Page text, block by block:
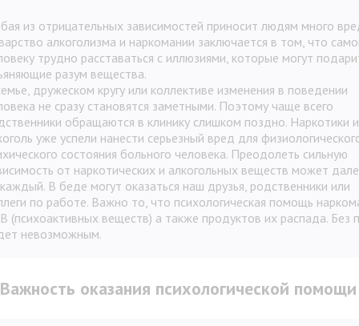
из отрицательных зависимостей приносит людям много
алкоголизма и наркомании заключается в том, что
трудно расставаться с иллюзиями, которые могут
разум вещества.
дружеском кругу или коллективе изменения в поведении
не сразу становятся заметными. Поэтому чаще всего
обращаются в клинику слишком поздно. Наркотики и
уже успели нанести серьезный вред для
состояния больного человека. Преодолеть сильную
от наркотических и алкогольных веществ может
В беде могут оказаться наш друзья, родственники или
по работе. Важно то, что психологическая помощь
(психоактивных веществ) а также продуктов их распада. Без
невозможным.
Важность оказания психологической помощи